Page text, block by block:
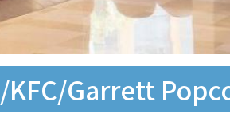
KFC/Garrett